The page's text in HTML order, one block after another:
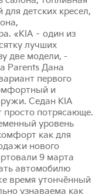
детских кресел,
«KIA – один из
лучших
две модели, -
Parents Дана
первого
и
Седан KIA
просто потрясающе.
уровень
как для
нового
9 марта
автомобилю
время утончённый
узнаваема как